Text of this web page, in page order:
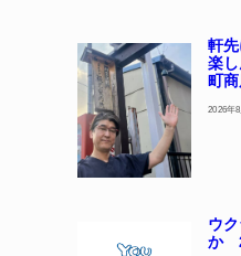
軒
楽
町
2026年
ウ
か